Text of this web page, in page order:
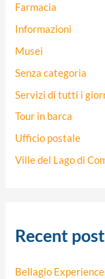
Farmacia
Informazioni
Musei
Senza categoria
Servizi di tutti i
Tour in barca
Ufficio postale
Ville del Lago di
Recent
Bellagio